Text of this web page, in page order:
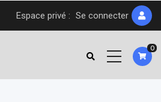
Espace privé : Se connecter
0